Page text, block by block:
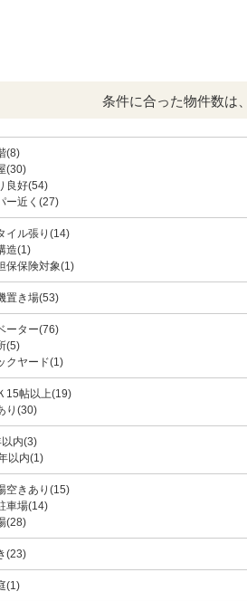
条件に合った物件数は、
(8)
(30)
良好(54)
ー近く(27)
イル張り(14)
造(1)
保保険対象(1)
置き場(53)
ーター(76)
(5)
クヤード(1)
15帖以上(19)
り(30)
内(3)
以内(1)
空きあり(15)
車場(14)
(28)
(23)
(1)